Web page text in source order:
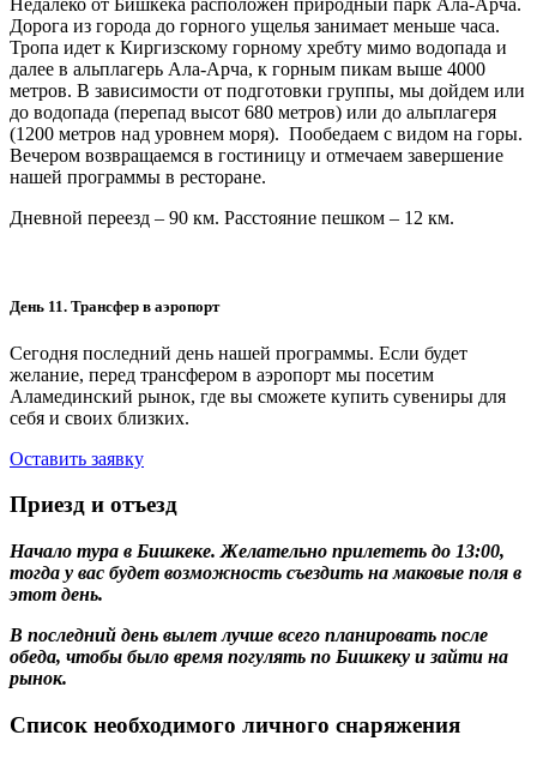
Недалеко от Бишкека расположен природный парк Ала-Арча.
Дорога из города до горного ущелья занимает меньше часа.
Тропа идет к Киргизскому горному хребту мимо водопада и
далее в альплагерь Ала-Арча, к горным пикам выше 4000
метров. В зависимости от подготовки группы, мы дойдем или
до водопада (перепад высот 680 метров) или до альплагеря
(1200 метров над уровнем моря). Пообедаем с видом на горы.
Вечером возвращаемся в гостиницу и отмечаем завершение
нашей программы в ресторане.
Дневной переезд – 90 км. Расстояние пешком – 12 км.
День 11. Трансфер в аэропорт
Сегодня последний день нашей программы. Если будет
желание, перед трансфером в аэропорт мы посетим
Аламединский рынок, где вы сможете купить сувениры для
себя и своих близких.
Оставить заявку
Приезд и отъезд
Начало тура в Бишкеке. Желательно прилететь до 13:00,
тогда у вас будет возможность съездить на маковые поля в
этот день.
В последний день вылет лучше всего планировать после
обеда, чтобы было время погулять по Бишкеку и зайти на
рынок.
Список необходимого личного снаряжения